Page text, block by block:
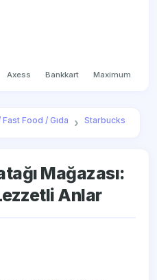
Axess Bankkart Maximum
Food / Gıda Starbucks
Mağazası:
Anlar